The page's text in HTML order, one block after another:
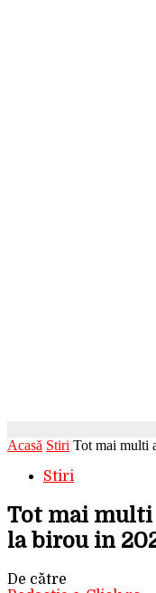
Acasă Stiri Tot mai multi
Stiri
Tot mai multi
la birou in
De către